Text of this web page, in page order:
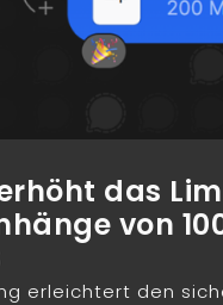
das
von
erleichtert den